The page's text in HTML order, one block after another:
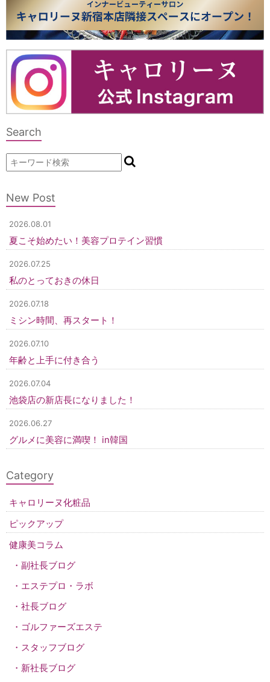
Search
New Post
2026.08.01
夏こそ始めたい！美容プロテイン習慣
2026.07.25
私のとっておきの休日
2026.07.18
ミシン時間、再スタート！
2026.07.10
年齢と上手に付き合う
2026.07.04
池袋店の新店長になりました！
2026.06.27
グルメに美容に満喫！ in韓国
Category
キャロリーヌ化粧品
ピックアップ
健康美コラム
副社長ブログ
エステプロ・ラボ
社長ブログ
ゴルファーズエステ
スタッフブログ
新社長ブログ